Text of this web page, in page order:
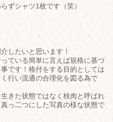
ずシャツ1枚です（笑）
したいと思います！
ている簡単に言えば規格に基づ
です！格付をする目的としては
行い流通の合理化を図る為で
きた状態ではなく枝肉と呼ばれ
っ二つにした写真の様な状態で